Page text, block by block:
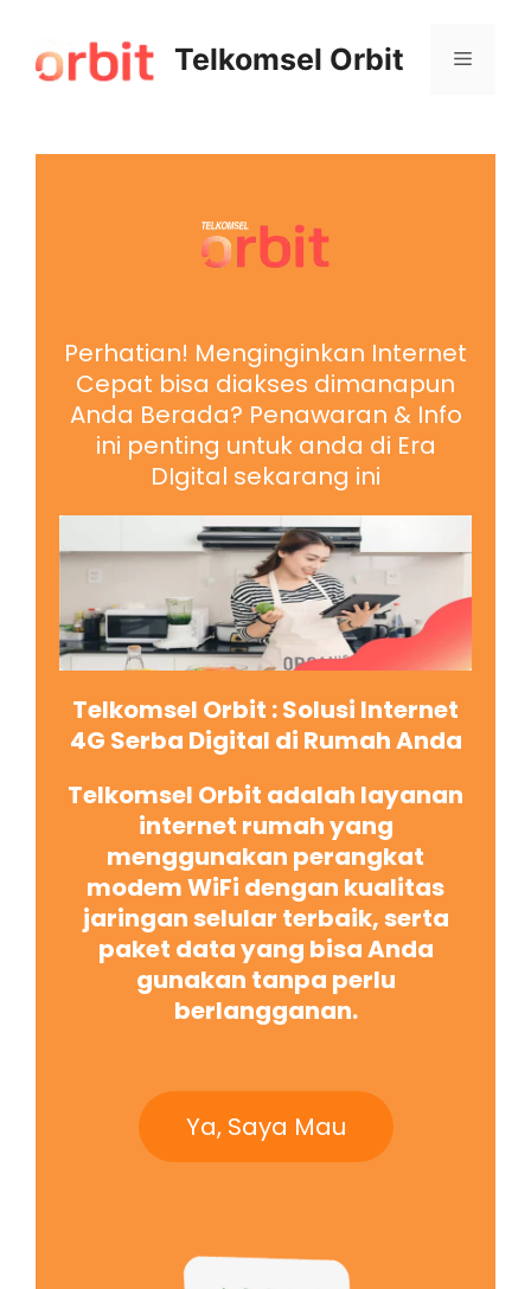
Telkomsel Orbit
Perhatian! Menginginkan Internet
Cepat bisa diakses dimanapun
Anda Berada? Penawaran & Info
ini penting untuk anda di Era
DIgital sekarang ini
Telkomsel Orbit : Solusi Internet
4G Serba Digital di Rumah Anda
Telkomsel Orbit adalah layanan
internet rumah yang
menggunakan perangkat
modem WiFi dengan kualitas
jaringan selular terbaik, serta
paket data yang bisa Anda
gunakan tanpa perlu
berlangganan.
Ya, Saya Mau